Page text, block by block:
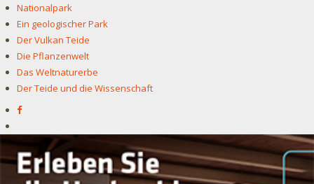
Nationalpark
Ein geologischer Park
Der Vulkan Teide
Die Pflanzenwelt
Das Weltnaturerbe
Der Teide und die Wissenschaft